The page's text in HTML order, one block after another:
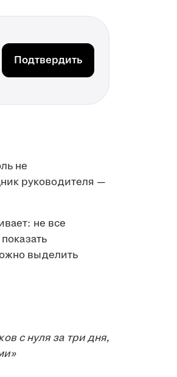
Подтвердить
не
руководителя —
не все
выделить
с нуля за три дня,